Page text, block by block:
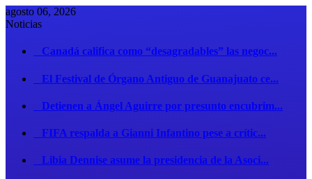
agosto 06, 2026
Noticias
Canadá califica como “desagradables” las negoc...
El Festival de Órgano Antiguo de Guanajuato ce...
Detienen a Ángel Aguirre por presunto encubrim...
FIFA respalda a Gianni Infantino pese a crític...
Libia Dennise asume la presidencia de la Asoci...